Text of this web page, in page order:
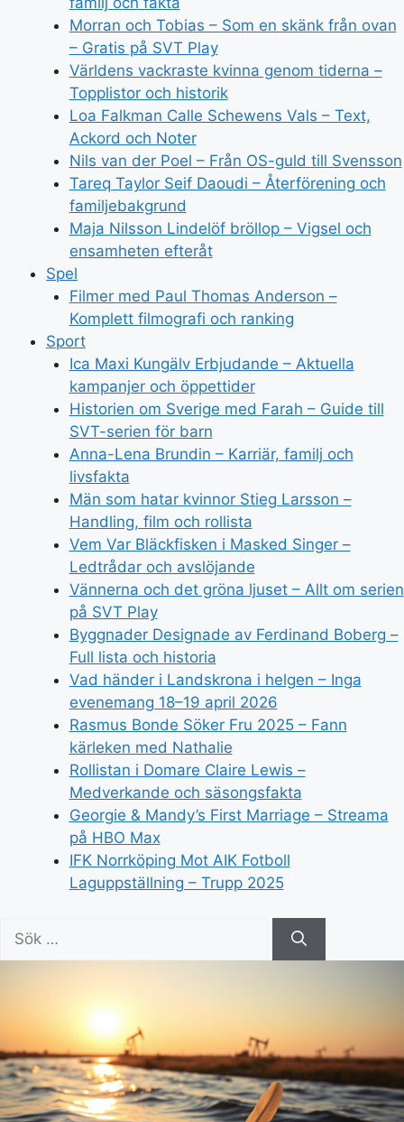
Morran och Tobias – Som en skänk från ovan
– Gratis på SVT Play
Världens vackraste kvinna genom tiderna –
Topplistor och historik
Loa Falkman Calle Schewens Vals – Text,
Ackord och Noter
Nils van der Poel – Från OS-guld till Svensson
Tareq Taylor Seif Daoudi – Återförening och
familjebakgrund
Maja Nilsson Lindelöf bröllop – Vigsel och
ensamheten efteråt
Spel
Filmer med Paul Thomas Anderson –
Komplett filmografi och ranking
Sport
Ica Maxi Kungälv Erbjudande – Aktuella
kampanjer och öppettider
Historien om Sverige med Farah – Guide till
SVT-serien för barn
Anna-Lena Brundin – Karriär, familj och
livsfakta
Män som hatar kvinnor Stieg Larsson –
Handling, film och rollista
Vem Var Bläckfisken i Masked Singer –
Ledtrådar och avslöjande
Vännerna och det gröna ljuset – Allt om serien
på SVT Play
Byggnader Designade av Ferdinand Boberg –
Full lista och historia
Vad händer i Landskrona i helgen – Inga
evenemang 18–19 april 2026
Rasmus Bonde Söker Fru 2025 – Fann
kärleken med Nathalie
Rollistan i Domare Claire Lewis –
Medverkande och säsongsfakta
Georgie & Mandy’s First Marriage – Streama
på HBO Max
IFK Norrköping Mot AIK Fotboll
Laguppställning – Trupp 2025
efter: